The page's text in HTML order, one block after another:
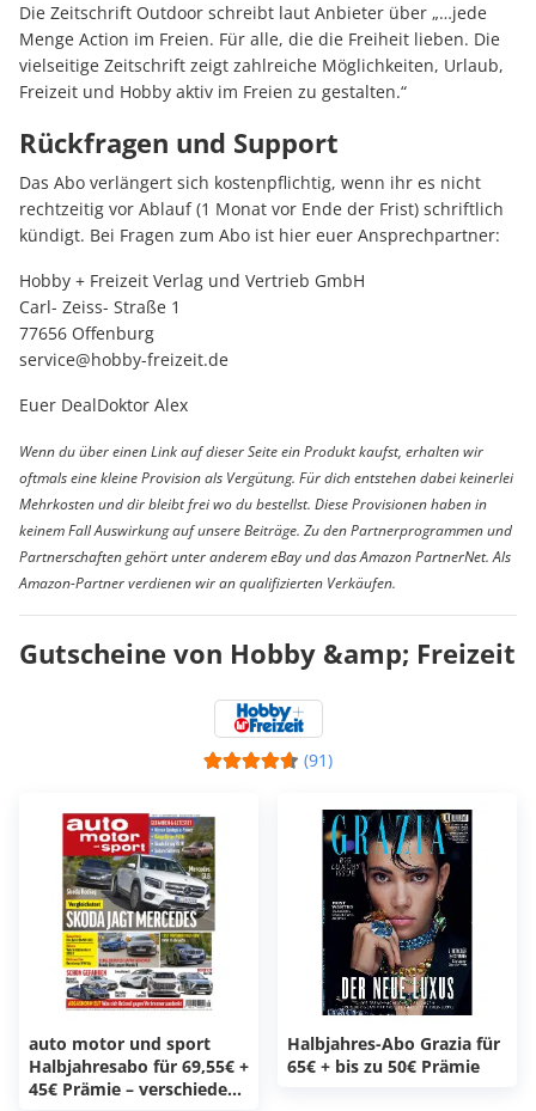
Die Zeitschrift Outdoor schreibt laut Anbieter über „…jede
Menge Action im Freien. Für alle, die die Freiheit lieben. Die
vielseitige Zeitschrift zeigt zahlreiche Möglichkeiten, Urlaub,
Freizeit und Hobby aktiv im Freien zu gestalten.“
Rückfragen und Support
Das Abo verlängert sich kostenpflichtig, wenn ihr es nicht
rechtzeitig vor Ablauf (1 Monat vor Ende der Frist) schriftlich
kündigt. Bei Fragen zum Abo ist hier euer Ansprechpartner:
Hobby + Freizeit Verlag und Vertrieb GmbH
Carl- Zeiss- Straße 1
77656 Offenburg
service@hobby-freizeit.de
Euer DealDoktor Alex
Wenn du über einen Link auf dieser Seite ein Produkt kaufst, erhalten wir
oftmals eine kleine Provision als Vergütung. Für dich entstehen dabei keinerlei
Mehrkosten und dir bleibt frei wo du bestellst. Diese Provisionen haben in
keinem Fall Auswirkung auf unsere Beiträge. Zu den Partnerprogrammen und
Partnerschaften gehört unter anderem eBay und das Amazon PartnerNet. Als
Amazon-Partner verdienen wir an qualifizierten Verkäufen.
Gutscheine von Hobby &amp; Freizeit
(91)
auto motor und sport
Halbjahresabo für 69,55€ +
45€ Prämie – verschiedene
Halbjahres-Abo Grazia für
65€ + bis zu 50€ Prämie